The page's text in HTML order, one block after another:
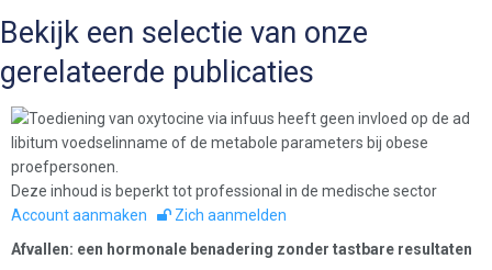
Bekijk een selectie van onze
gerelateerde publicaties
Deze inhoud is beperkt tot professional in de medische sector
Account aanmaken
Zich aanmelden
Afvallen: een hormonale benadering zonder tastbare resultaten